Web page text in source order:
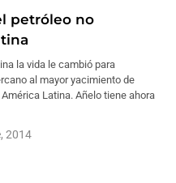
petróleo no
la vida le cambió para
al mayor yacimiento de
Latina. Añelo tiene ahora
2014